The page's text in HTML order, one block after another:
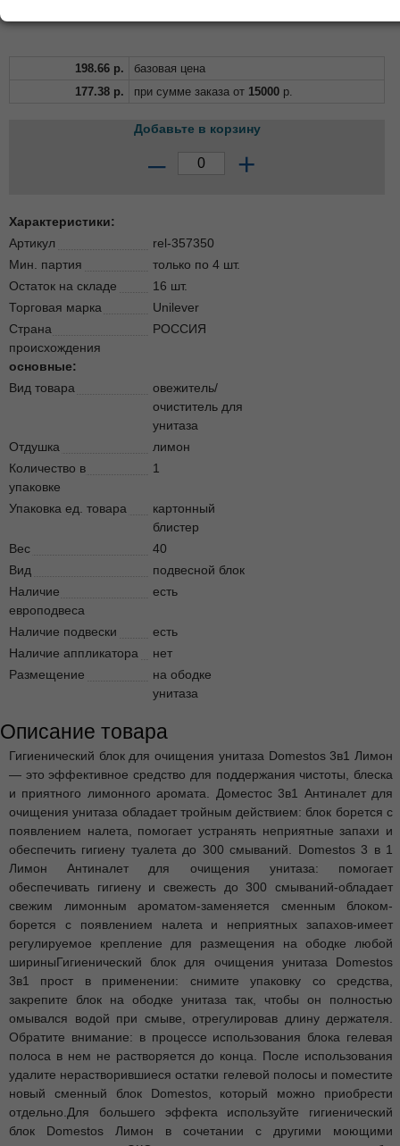
198.66 р.
базовая цена
177.38 р. при сумме заказа от 15000 р.
Добавьте в корзину
– +
Характеристики:
Артикул
rel-357350
Мин. партия
только по 4 шт.
Остаток на складе
16 шт.
Торговая марка
Unilever
Страна
происхождения
РОССИЯ
основные:
Вид товара
овежитель/
очиститель для
унитаза
Отдушка
лимон
Количество в
упаковке
1
Упаковка ед. товара
картонный
блистер
Вес
40
Вид
подвесной блок
Наличие
европодвеса
есть
Наличие подвески
есть
Наличие аппликатора
нет
Размещение
на ободке
унитаза
Описание товара
Гигиенический блок для очищения унитаза Domestos 3в1 Лимон
— это эффективное средство для поддержания чистоты, блеска
и приятного лимонного аромата. Доместос 3в1 Антиналет для
очищения унитаза обладает тройным действием: блок борется с
появлением налета, помогает устранять неприятные запахи и
обеспечить гигиену туалета до 300 смываний. Domestos 3 в 1
Лимон Антиналет для очищения унитаза: помогает
обеспечивать гигиену и свежесть до 300 смываний-обладает
свежим лимонным ароматом-заменяется сменным блоком-
борется с появлением налета и неприятных запахов-имеет
регулируемое крепление для размещения на ободке любой
шириныГигиенический блок для очищения унитаза Domestos
3в1 прост в применении: снимите упаковку со средства,
закрепите блок на ободке унитаза так, чтобы он полностью
омывался водой при смыве, отрегулировав длину держателя.
Обратите внимание: в процессе использования блока гелевая
полоса в нем не растворяется до конца. После использования
удалите нерастворившиеся остатки гелевой полосы и поместите
новый сменный блок Domestos, который можно приобрести
отдельно.Для большего эффекта используйте гигиенический
блок Domestos Лимон в сочетании с другими моющими